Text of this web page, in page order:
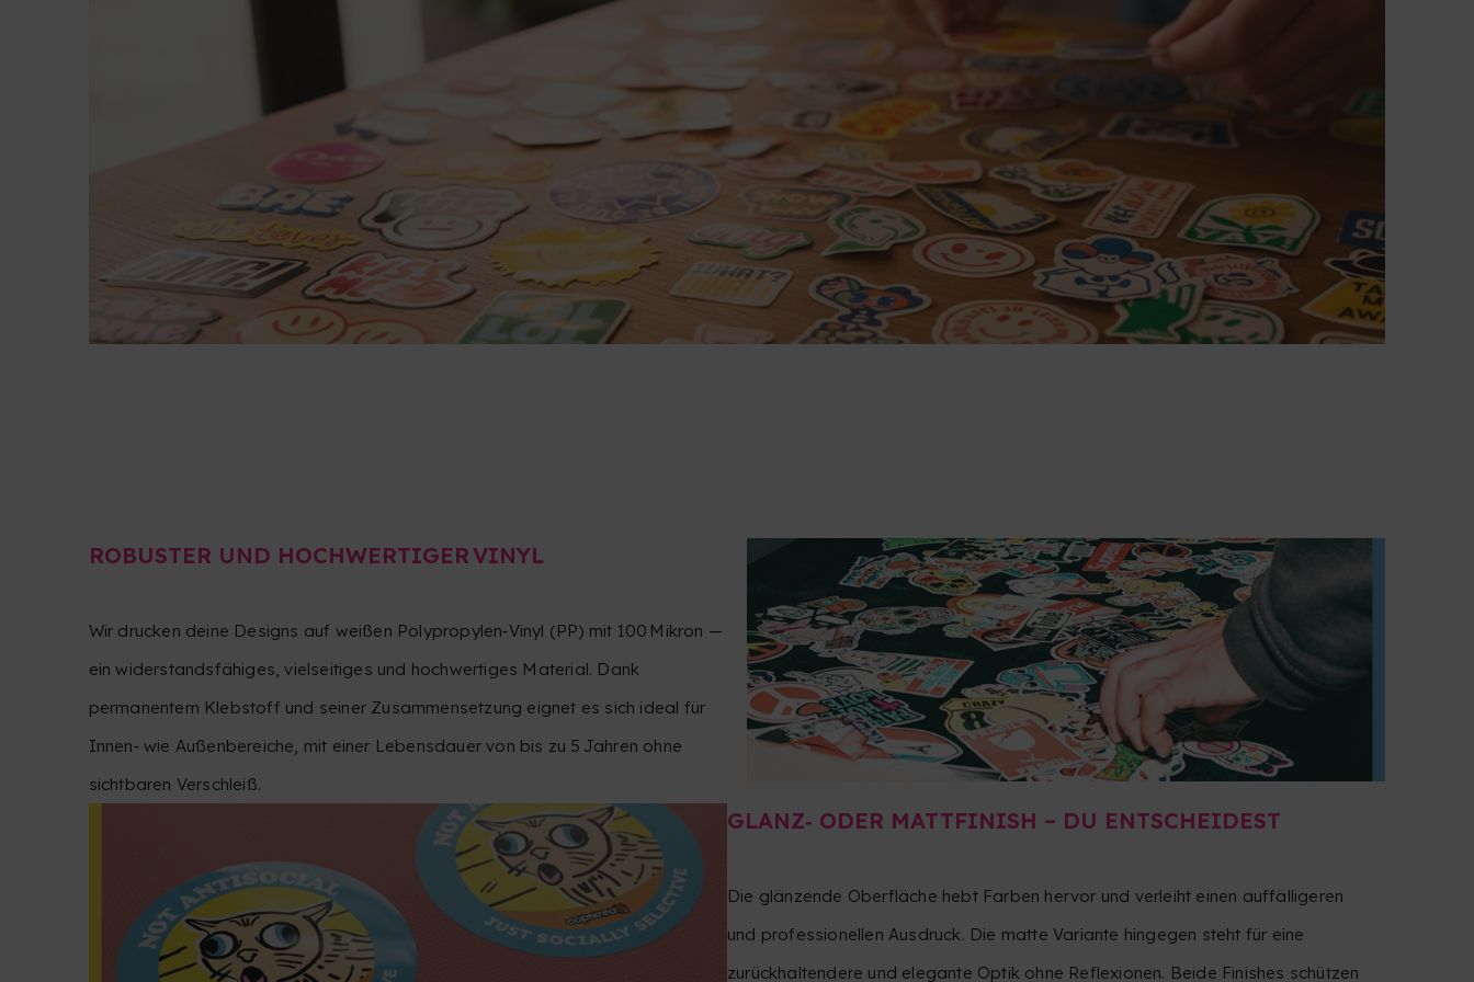
ROBUSTER UND HOCHWERTIGER VINYL
Wir drucken deine Designs auf weißen Polypropylen‑Vinyl (PP) mit 100 Mikron —
ein widerstandsfähiges, vielseitiges und hochwertiges Material. Dank
permanentem Klebstoff und seiner Zusammensetzung eignet es sich ideal für
Innen‑ wie Außenbereiche, mit einer Lebensdauer von bis zu 5 Jahren ohne
sichtbaren Verschleiß.
GLANZ‑ ODER MATTFINISH – DU ENTSCHEIDEST
Die glänzende Oberfläche hebt Farben hervor und verleiht einen auffälligeren
und professionellen Ausdruck. Die matte Variante hingegen steht für eine
zurückhaltendere und elegante Optik ohne Reflexionen. Beide Finishes schützen